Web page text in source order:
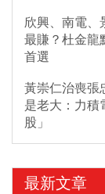
欣興、南電、
最賺？杜金龍
首選
黃崇仁治喪
是老大：力積
股」
最新文章